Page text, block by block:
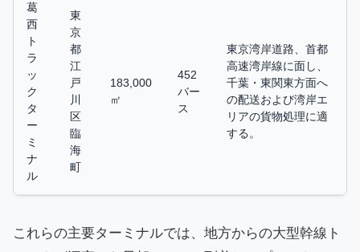
葛
西
ト
ラ
ッ
ク
タ
ー
ミ
ナ
ル
東
京
都
江
戸
川
区
臨
海
町
183,000
㎡
452
バー
ス
東京湾岸道路、首都
高速湾岸線に面し、
千葉・東関東方面へ
の配送および湾岸エ
リアの貨物処理に適
する。
これらの主要ターミナルでは、地方からの大型幹線ト